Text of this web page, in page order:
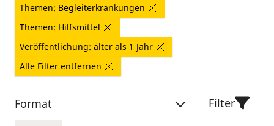
Themen: Begleiterkrankungen
Themen: Hilfsmittel
Veröffentlichung: älter als 1 Jahr
Alle Filter entfernen
Format Filter